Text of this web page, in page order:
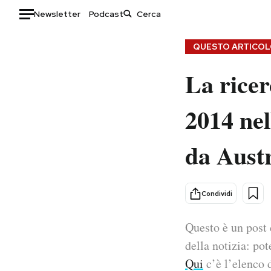
Newsletter Podcast
Storie/Idee
Altrecose
Mondiali calcio 2026
QUESTO
La
2014
da
Condividi
Questo è un
della notizia:
Qui c’è